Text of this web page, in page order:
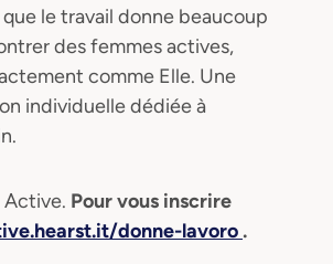
le travail donne beaucoup
des femmes actives,
comme Elle. Une
individuelle dédiée à
Active. Pour vous inscrire
donne-lavoro .